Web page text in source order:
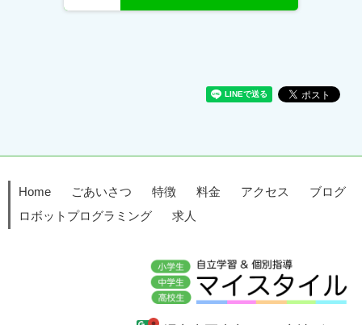
Home ごあいさつ 特徴 料金 アクセス
ブログ
ロボットプログラミング
求人